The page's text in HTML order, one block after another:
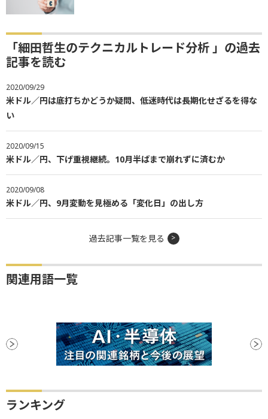
「細田哲生のテクニカルトレード分析 」の過去
記事を読む
2020/09/29
米ドル／円は底打ちかどうか疑問、低迷時代は長期化せざるを得な
い
2020/09/15
米ドル／円、下げ重視継続。10月半ばまで崩れずに済むか
2020/09/08
米ドル／円、9月変動を見極める「変化日」の出し方
過去記事一覧を見る
関連用語一覧
ランキング